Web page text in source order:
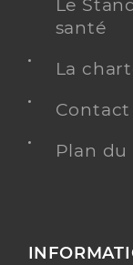
Le
santé
La
Contact
Plan du